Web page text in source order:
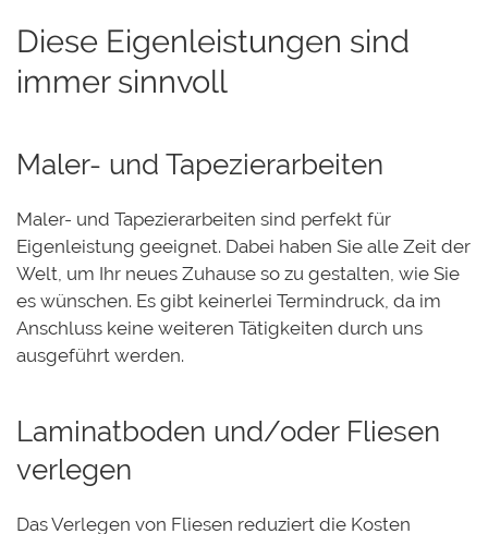
Diese Eigenleistungen sind
immer sinnvoll
Maler- und Tapezierarbeiten
Maler- und Tapezierarbeiten sind perfekt für
Eigenleistung geeignet. Dabei haben Sie alle Zeit der
Welt, um Ihr neues Zuhause so zu gestalten, wie Sie
es wünschen. Es gibt keinerlei Termindruck, da im
Anschluss keine weiteren Tätigkeiten durch uns
ausgeführt werden.
Laminatboden und/oder Fliesen
verlegen
Das Verlegen von Fliesen reduziert die Kosten